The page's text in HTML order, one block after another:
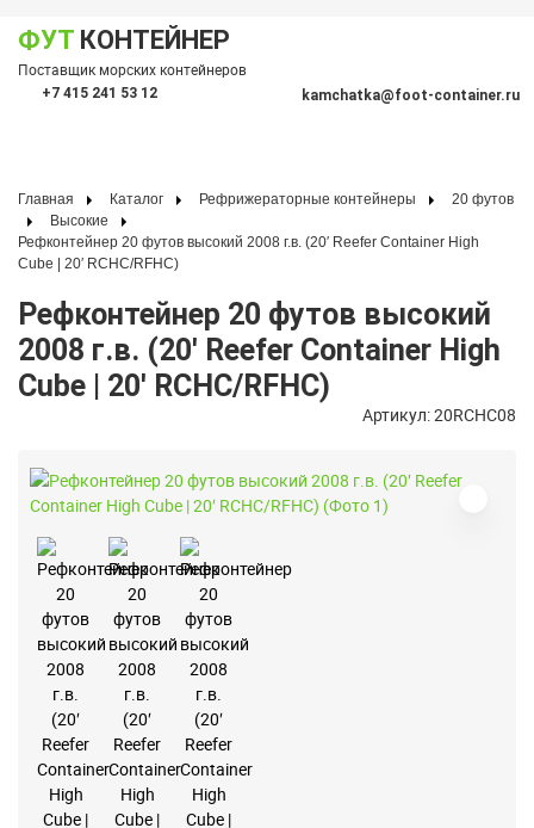
ФУТ КОНТЕЙНЕР
Поставщик морских контейнеров
+7 415 241 53 12 kamchatka@foot-container.ru
Главная Каталог Рефрижераторные контейнеры
20 футов
Высокие
Рефконтейнер 20 футов высокий 2008 г.в. (20′ Reefer Container High
Cube | 20′ RCHC/RFHC)
Рефконтейнер 20 футов высокий
2008 г.в. (20′ Reefer Container High
Cube | 20′ RCHC/RFHC)
Артикул: 20RCHC08
меню